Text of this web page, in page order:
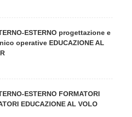
ESTERNO progettazione e
operative EDUCAZIONE AL
ESTERNO FORMATORI
EDUCAZIONE AL VOLO